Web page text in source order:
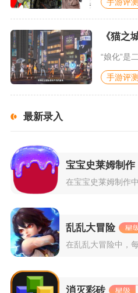
手游评测
最新录入
宝宝史莱姆制作
乱乱大冒险
消灭彩砖